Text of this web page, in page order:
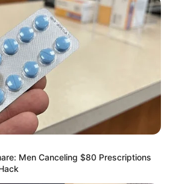
Men Canceling $80 Prescriptions